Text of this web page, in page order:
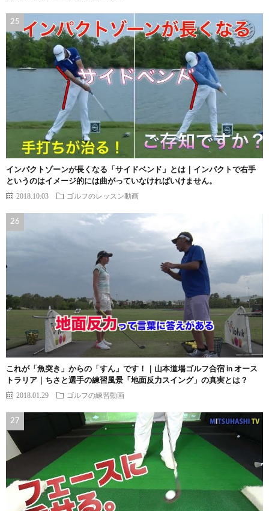
インパクトゾーンが長くなる「サイドベンド」とは｜インパクトで右手
というのはイメージ的には曲がっていなければいけません。
2018.10.03 ゴルフのレッスン動画
これが「魚突き」からの「すん」です！｜山本道場ゴルフ合宿 in オース
トラリア｜ちさと選手の練習風景「地面反力スイング」の真実とは？
2018.01.29 ゴルフの練習動画